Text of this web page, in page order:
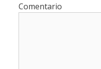
Comentario